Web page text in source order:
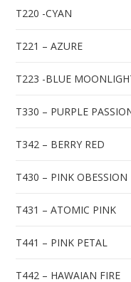
T220 -CYAN
T221 – AZURE
T223 -BLUE
T330 – PURPLE
T342 – BERRY RED
T430 – PINK OBESSION
T431 – ATOMIC PINK
T441 – PINK PETAL
T442 – HAWAIAN FIRE